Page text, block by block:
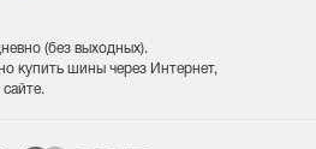
(без выходных).
купить шины через Интернет,